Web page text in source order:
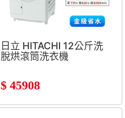
日立 HITACHI 12公斤洗
脫烘滾筒洗衣機
$ 45908